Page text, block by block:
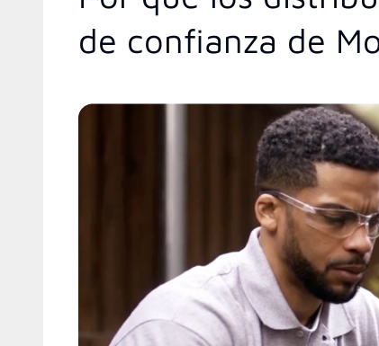
de confianza de